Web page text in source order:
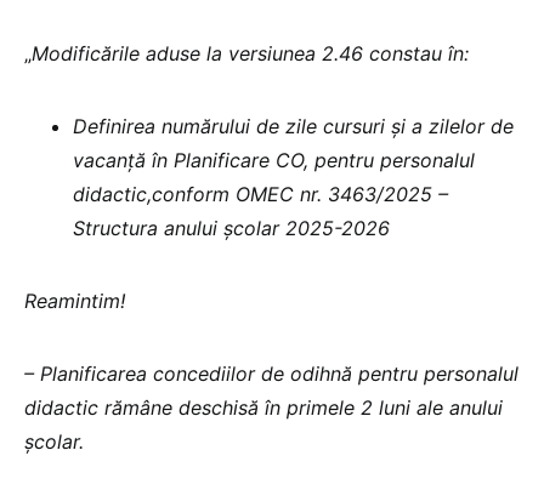
„Modificările aduse la versiunea 2.46 constau în:
Definirea numărului de zile cursuri și a zilelor de
vacanță în Planificare CO, pentru personalul
didactic,conform OMEC nr. 3463/2025 –
Structura anului școlar 2025-2026
Reamintim!
– Planificarea concediilor de odihnă pentru personalul
didactic rămâne deschisă în primele 2 luni ale anului
școlar.